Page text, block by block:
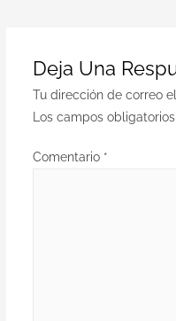
Deja Una
Tu dirección de correo
Los campos
Comentario *